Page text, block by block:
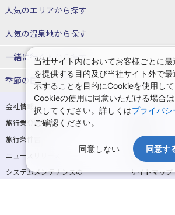
北海道旅行・ツアー
東北
青森旅行・ツアー
岩手旅行
宮城旅行・ツアー
秋田旅行
山形旅行・ツアー
福島旅行
関東
東京旅行・ツアー
神奈川旅行
人気のエリアから探す
函館旅行 札幌旅行
仙台旅行
那須旅行
日光旅行
小笠原旅行
大島旅行
人気の温泉地から探す
北海道
湯の川温泉(北海道)
定山渓温
十勝川温泉(北海道)
阿寒湖温
洞爺湖温泉(北海道)
層雲峡温泉(北海道)
知床温泉(
一緒に行く人から探す
一人旅 国内版
家族・子
カップル・夫婦旅行 国内版
女子旅 国
卒業旅行・学生旅行 国内版
季節の国内旅行特集
桜・お花見特集
ゴールデン
旅行
夏休み・お盆の国内旅行
7月の国内
8月の国内旅行
9月の国内
10月の国内旅行
11月の国
会社情報
プライバシ
旅行業登録票・約款
旅行条件書
商標について
ニュースリリース
採用情報
システムメンテナンスの
サイトマップ
当社サイト内においてお客様ごとに最
を提供する目的及び当社サイト外で
示することを目的にCookieを使用して
Cookieの使用に同意いただける場合
択してください。詳しくはプライバ
ご確認ください。
同意しない 同意す